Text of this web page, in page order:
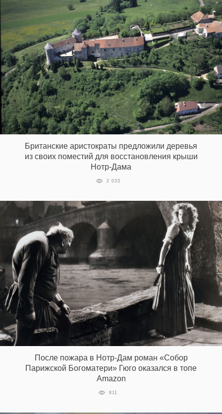
Британские аристократы предложили деревья
из своих поместий для восстановления крыши
Нотр-Дама
2 033
После пожара в Нотр-Дам роман «Собор
Парижской Богоматери» Гюго оказался в топе
Amazon
811